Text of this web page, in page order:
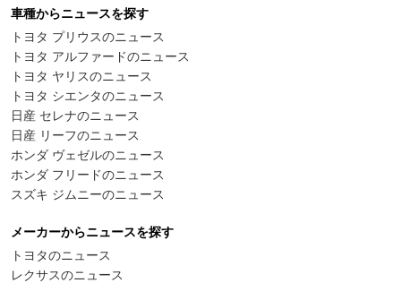
車種からニュースを探す
トヨタ プリウスのニュース
トヨタ アルファードのニュース
トヨタ ヤリスのニュース
トヨタ シエンタのニュース
日産 セレナのニュース
日産 リーフのニュース
ホンダ ヴェゼルのニュース
ホンダ フリードのニュース
スズキ ジムニーのニュース
メーカーからニュースを探す
トヨタのニュース
レクサスのニュース